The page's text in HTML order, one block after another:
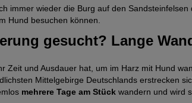
ein Paradies für alle, die gern wandern. Um
Sie viele derSchifffahrts- und Bahnangebote
zu Fuß mit Ihrem Vierbeiner in der Natur
im Harz vor.
immer wieder die Burg auf den
Hund besuchen können.
gesucht? Lange
Zeit und Ausdauer hat, um im Harz mit Hund
Mittelgebirge Deutschlands erstrecken
mehrere Tage am Stück wandern und wird